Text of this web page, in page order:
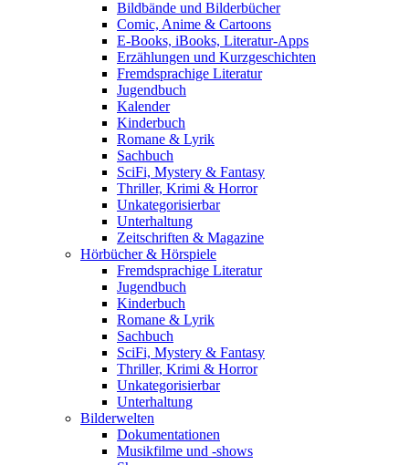
Bildbände und Bilderbücher
Comic, Anime & Cartoons
E-Books, iBooks, Literatur-Apps
Erzählungen und Kurzgeschichten
Fremdsprachige Literatur
Jugendbuch
Kalender
Kinderbuch
Romane & Lyrik
Sachbuch
SciFi, Mystery & Fantasy
Thriller, Krimi & Horror
Unkategorisierbar
Unterhaltung
Zeitschriften & Magazine
Hörbücher & Hörspiele
Fremdsprachige Literatur
Jugendbuch
Kinderbuch
Romane & Lyrik
Sachbuch
SciFi, Mystery & Fantasy
Thriller, Krimi & Horror
Unkategorisierbar
Unterhaltung
Bilderwelten
Dokumentationen
Musikfilme und -shows